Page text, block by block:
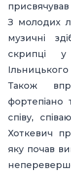
З молодих
музичні
скрипці у
Також
фортепіано
співу,
Хоткевич
яку почав